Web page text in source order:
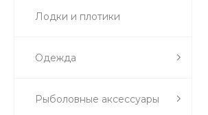
Лодки и плотики
Одежда
Рыболовные аксессуары